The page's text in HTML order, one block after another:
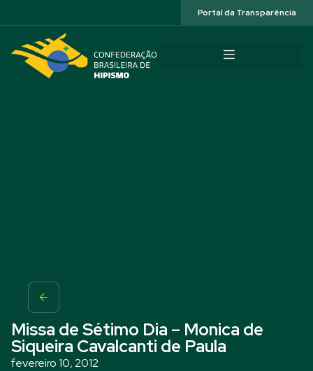
Portal da Transparência
Missa de Sétimo Dia – Monica de
Siqueira Cavalcanti de Paula
fevereiro 10, 2012